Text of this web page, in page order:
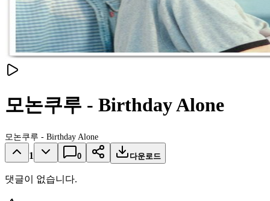
모논쿠루 - Birthday Alone
모논쿠루 - Birthday Alone
1 0 다운로드
댓글이 없습니다.